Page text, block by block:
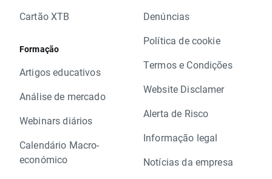
Cartão XTB
Formação
Artigos educativos
Análise de mercado
Webinars diários
Calendário Macro-
económico
Denúncias
Política de cookie
Termos e Condições
Website Disclamer
Alerta de Risco
Informação legal
Notícias da empresa